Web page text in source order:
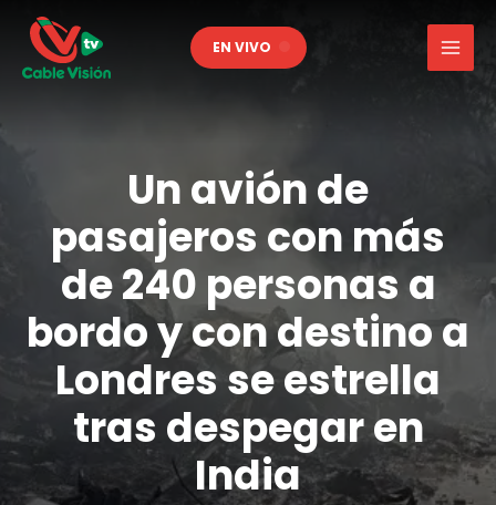
contenido
EN VIVO
Un avión de
pasajeros con más
de 240 personas a
bordo y con destino a
Londres se estrella
tras despegar en
India